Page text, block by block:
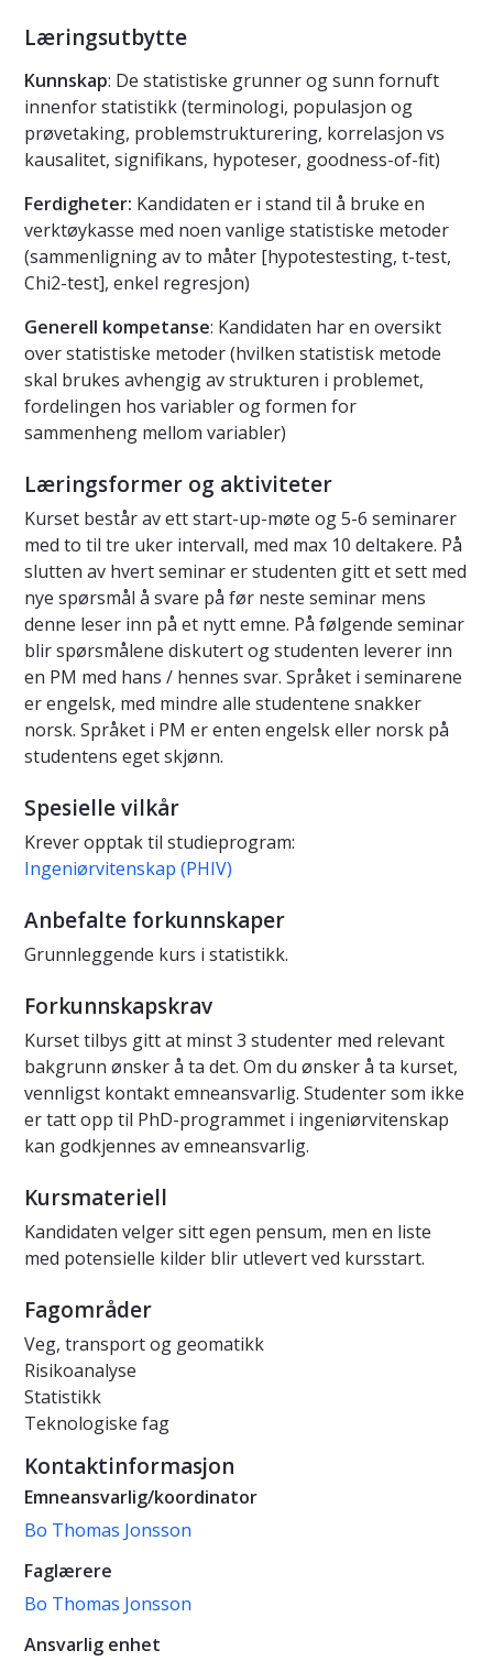
Læringsutbytte
Kunnskap: De statistiske grunner og sunn fornuft
innenfor statistikk (terminologi, populasjon og
prøvetaking, problemstrukturering, korrelasjon vs
kausalitet, signifikans, hypoteser, goodness-of-fit)
Ferdigheter: Kandidaten er i stand til å bruke en
verktøykasse med noen vanlige statistiske metoder
(sammenligning av to måter [hypotestesting, t-test,
Chi2-test], enkel regresjon)
Generell kompetanse: Kandidaten har en oversikt
over statistiske metoder (hvilken statistisk metode
skal brukes avhengig av strukturen i problemet,
fordelingen hos variabler og formen for
sammenheng mellom variabler)
Læringsformer og aktiviteter
Kurset består av ett start-up-møte og 5-6 seminarer
med to til tre uker intervall, med max 10 deltakere. På
slutten av hvert seminar er studenten gitt et sett med
nye spørsmål å svare på før neste seminar mens
denne leser inn på et nytt emne. På følgende seminar
blir spørsmålene diskutert og studenten leverer inn
en PM med hans / hennes svar. Språket i seminarene
er engelsk, med mindre alle studentene snakker
norsk. Språket i PM er enten engelsk eller norsk på
studentens eget skjønn.
Spesielle vilkår
Krever opptak til studieprogram:
Ingeniørvitenskap (PHIV)
Anbefalte forkunnskaper
Grunnleggende kurs i statistikk.
Forkunnskapskrav
Kurset tilbys gitt at minst 3 studenter med relevant
bakgrunn ønsker å ta det. Om du ønsker å ta kurset,
vennligst kontakt emneansvarlig. Studenter som ikke
er tatt opp til PhD-programmet i ingeniørvitenskap
kan godkjennes av emneansvarlig.
Kursmateriell
Kandidaten velger sitt egen pensum, men en liste
med potensielle kilder blir utlevert ved kursstart.
Fagområder
Veg, transport og geomatikk
Risikoanalyse
Statistikk
Teknologiske fag
Kontaktinformasjon
Emneansvarlig/koordinator
Bo Thomas Jonsson
Faglærere
Bo Thomas Jonsson
Ansvarlig enhet